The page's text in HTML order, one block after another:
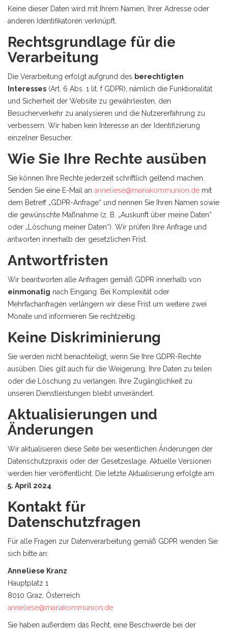
Keine dieser Daten wird mit Ihrem Namen, Ihrer Adresse oder
anderen Identifikatoren verknüpft.
Rechtsgrundlage für die
Verarbeitung
Die Verarbeitung erfolgt aufgrund des berechtigten
Interesses (Art. 6 Abs. 1 lit. f GDPR), nämlich die Funktionalität
und Sicherheit der Website zu gewährleisten, den
Besucherverkehr zu analysieren und die Nutzererfahrung zu
verbessern. Wir haben kein Interesse an der Identifizierung
einzelner Besucher.
Wie Sie Ihre Rechte ausüben
Sie können Ihre Rechte jederzeit schriftlich geltend machen.
Senden Sie eine E-Mail an anneliese@mariakommunion.de mit
dem Betreff „GDPR-Anfrage“ und nennen Sie Ihren Namen sowie
die gewünschte Maßnahme (z. B. „Auskunft über meine Daten“
oder „Löschung meiner Daten“). Wir prüfen Ihre Anfrage und
antworten innerhalb der gesetzlichen Frist.
Antwortfristen
Wir beantworten alle Anfragen gemäß GDPR innerhalb von
einmonatig nach Eingang. Bei Komplexität oder
Mehrfachanfragen verlängern wir diese Frist um weitere zwei
Monate und informieren Sie rechtzeitig.
Keine Diskriminierung
Sie werden nicht benachteiligt, wenn Sie Ihre GDPR-Rechte
ausüben. Dies gilt auch für die Weigerung, Ihre Daten zu teilen
oder die Löschung zu verlangen. Ihre Zugänglichkeit zu
unseren Dienstleistungen bleibt unverändert.
Aktualisierungen und
Änderungen
Wir aktualisieren diese Seite bei wesentlichen Änderungen der
Datenschutzpraxis oder der Gesetzeslage. Aktuelle Versionen
werden hier veröffentlicht. Die letzte Aktualisierung erfolgte am
5. April 2024
Kontakt für
Datenschutzfragen
Für alle Fragen zur Datenverarbeitung gemäß GDPR wenden Sie
sich bitte an:
Anneliese Kranz
Hauptplatz 1
8010 Graz, Österreich
anneliese@mariakommunion.de
Sie haben außerdem das Recht, eine Beschwerde bei der